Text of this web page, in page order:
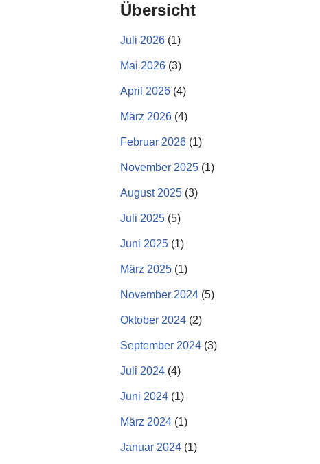
Übersicht
Juli 2026 (1)
Mai 2026 (3)
April 2026 (4)
März 2026 (4)
Februar 2026 (1)
November 2025 (1)
August 2025 (3)
Juli 2025 (5)
Juni 2025 (1)
März 2025 (1)
November 2024 (5)
Oktober 2024 (2)
September 2024 (3)
Juli 2024 (4)
Juni 2024 (1)
März 2024 (1)
Januar 2024 (1)